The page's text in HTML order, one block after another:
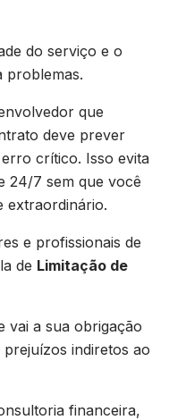
do serviço e o
problemas.
que
deve prever
crítico. Isso evita
24/7 sem que você
extraordinário.
e profissionais de
de Limitação de
vai a sua obrigação
indiretos ao
financeira,